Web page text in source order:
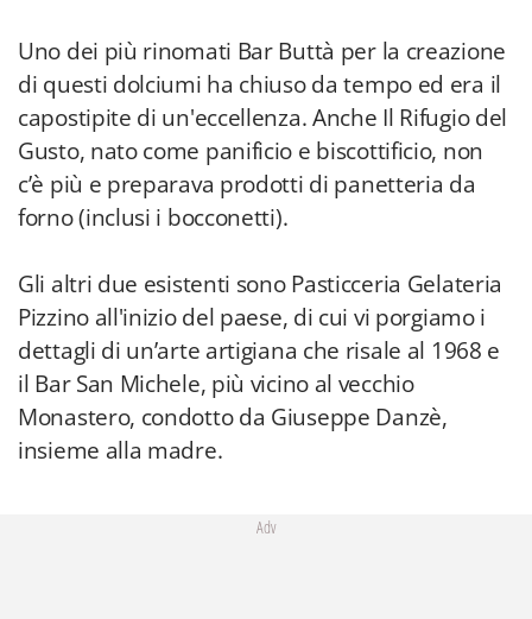
Uno dei più rinomati Bar Buttà per la creazione
di questi dolciumi ha chiuso da tempo ed era il
capostipite di un'eccellenza. Anche Il Rifugio del
Gusto, nato come panificio e biscottificio, non
c’è più e preparava prodotti di panetteria da
forno (inclusi i bocconetti).
Gli altri due esistenti sono Pasticceria Gelateria
Pizzino all'inizio del paese, di cui vi porgiamo i
dettagli di un’arte artigiana che risale al 1968 e
il Bar San Michele, più vicino al vecchio
Monastero, condotto da Giuseppe Danzè,
insieme alla madre.
Adv